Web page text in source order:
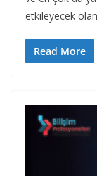
etkileyecek olan
Read More